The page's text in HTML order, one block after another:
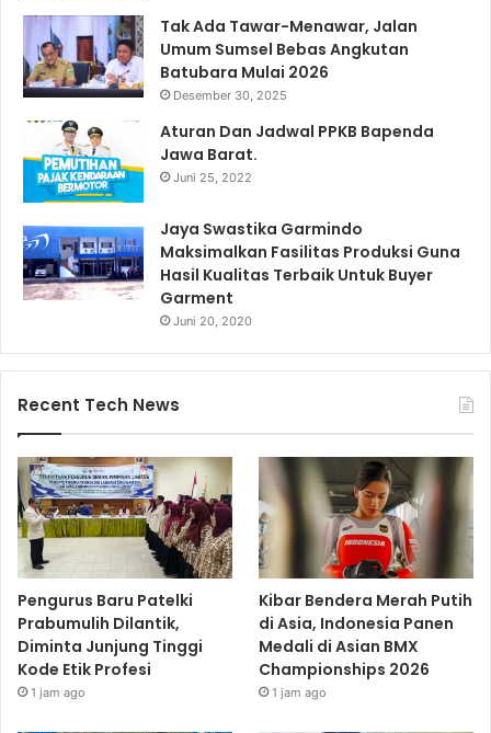
Tak Ada Tawar-Menawar, Jalan
Umum Sumsel Bebas Angkutan
Batubara Mulai 2026
Desember 30, 2025
Aturan Dan Jadwal PPKB Bapenda
Jawa Barat.
Juni 25, 2022
Jaya Swastika Garmindo
Maksimalkan Fasilitas Produksi Guna
Hasil Kualitas Terbaik Untuk Buyer
Garment
Juni 20, 2020
Recent Tech News
Pengurus Baru Patelki
Prabumulih Dilantik,
Diminta Junjung Tinggi
Kode Etik Profesi
1 jam ago
Kibar Bendera Merah Putih
di Asia, Indonesia Panen
Medali di Asian BMX
Championships 2026
1 jam ago